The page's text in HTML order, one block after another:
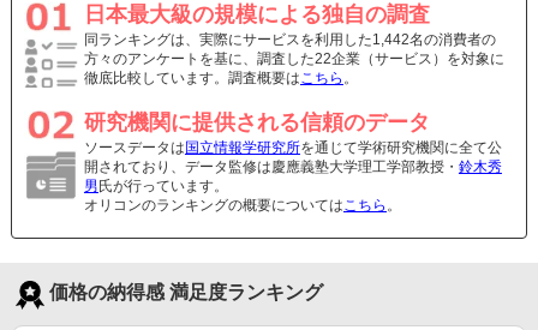
日本最大級の規模による独自の調査
同ランキングは、実際にサービスを利用した1,442名の消費者の
方々のアンケートを基に、調査した22企業（サービス）を対象に
徹底比較しています。調査概要はこちら 。
研究機関に提供される信頼のデータ
ソースデータは 国立情報学研究所を通じて学術研究機関に全て公
開されており、データ監修は慶應義塾大学理工学部教授・ 鈴木秀
男 氏が行っています。
オリコンのランキングの概要についてはこちら 。
価格の納得感 満足度ランキング